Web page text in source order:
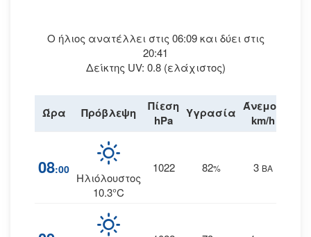
Ο ήλιος ανατέλλει στις 06:09 και δύει στις
20:41
Δείκτης UV: 0.8 (ελάχιστος)
Ώρα Πρόβλεψη
Πίεση
hPa
Υγρασία Άνεμος
km/h
08:00
Ηλιόλουστος
10.3°C
1022 82% 3 ΒΑ